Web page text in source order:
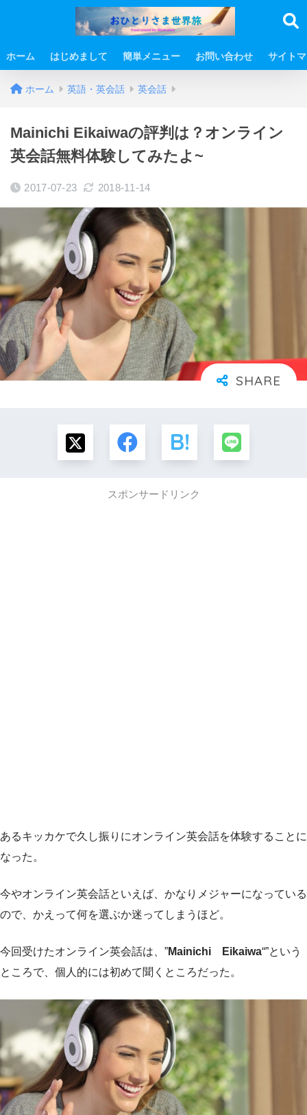
ホーム はじめまして 簡単メニュー お問い合わせ サイト
ホーム 英語・英会話 英会話
Mainichi Eikaiwaの評判は？オンライン
英会話無料体験してみたよ~
2017-07-23 2018-11-14
スポンサードリンク
あるキッカケで久し振りにオンライン英会話を体験することに
なった。
今やオンライン英会話といえば、かなりメジャーになっている
ので、かえって何を選ぶか迷ってしまうほど。
今回受けたオンライン英会話は、”Mainichi Eikaiwa“”という
ところで、個人的には初めて聞くところだった。